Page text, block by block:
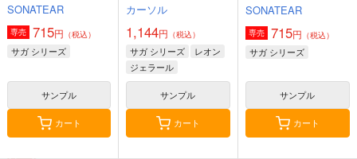
SONATEAR
専売 715円 （税込）
サガ シリーズ
サンプル
カート
カーソル
1,144円 （税込）
サガ シリーズ
レオン
ジェラール
サンプル
カート
SONATEAR
専売 715円 （税込）
サガ シリーズ
サンプル
カート